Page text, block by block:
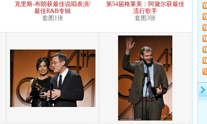
克里斯-布朗获最佳说唱表演/
最佳R&B专辑
套图1张
第54届格莱美：阿黛尔获最佳
流行歌手
套图3张